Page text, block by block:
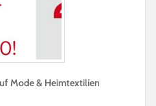
Mode & Heimtextilien